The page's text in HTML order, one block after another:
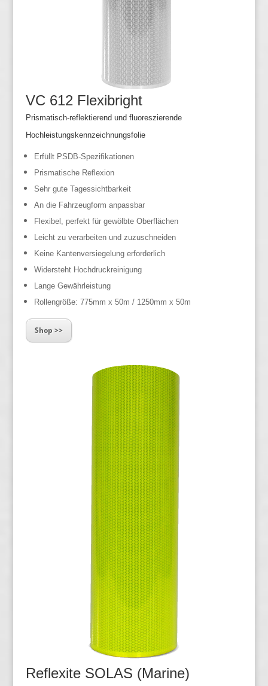
VC 612 Flexibright
Prismatisch-reflektierend und fluoreszierende
Hochleistungskennzeichnungsfolie
Erfüllt PSDB-Spezifikationen
Prismatische Reflexion
Sehr gute Tagessichtbarkeit
An die Fahrzeugform anpassbar
Flexibel, perfekt für gewölbte Oberflächen
Leicht zu verarbeiten und zuzuschneiden
Keine Kantenversiegelung erforderlich
Widersteht Hochdruckreinigung
Lange Gewährleistung
Rollengröße: 775mm x 50m / 1250mm x 50m
Shop >>
Reflexite SOLAS (Marine)